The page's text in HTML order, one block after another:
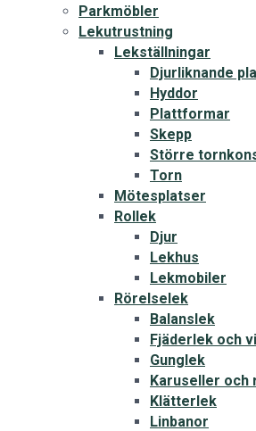
Parkmöbler
Lekutrustning
Lekställningar
Djurliknande
Hyddor
Plattformar
Skepp
Större
Torn
Mötesplatser
Rollek
Djur
Lekhus
Lekmobiler
Rörelselek
Balanslek
Fjäderlek och
Gunglek
Karuseller och
Klätterlek
Linbanor